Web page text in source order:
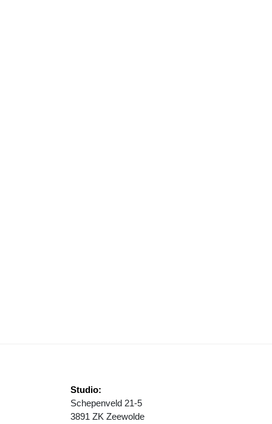
VAN JEUGD EN JONGEREN
Studio:
Schepenveld 21-5
3891 ZK Zeewolde